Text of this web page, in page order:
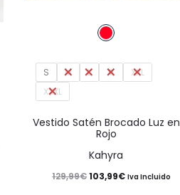
múltiples
Las
pueden
S M L XL
XXL
XXXL
Vestido Satén Brocado Luz en
Rojo
Kahyra
129,99€El
103,99€ElIva Incluido